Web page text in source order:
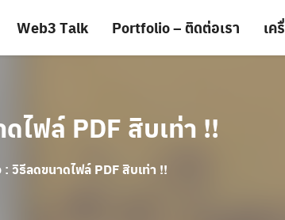
Web3 Talk Portfolio – ติดต่อเรา เค
ไฟล์ PDF สิบเท่า !!
วิธีลดขนาดไฟล์ PDF สิบเท่า !!